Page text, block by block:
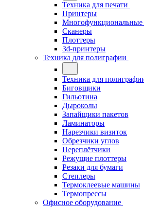
Техника для печати
Принтеры
Сканеры
Плоттеры
3d-принтеры
Техника для полиграфии
Техника для
Биговщики
Гильотина
Дыроколы
Запайщики пакетов
Ламинаторы
Нарезчики визиток
Обрезчики углов
Переплётчики
Режущие плоттеры
Резаки для бумаги
Степлеры
Термоклеевые машины
Термопрессы
Офисное оборудование